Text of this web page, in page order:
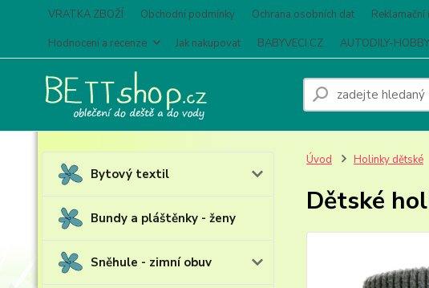
VRATKA ZBOŽÍ Obchodní podmínky Ochrana osobních dat Reklamační
Hodnocení a recenze
Jak nakupovat BABYVECI.CZ AUTODILY-
Bytový textil
Bundy a pláštěnky - ženy
Sněhule - zimní obuv
Úvod Holinky dětské
Dětské